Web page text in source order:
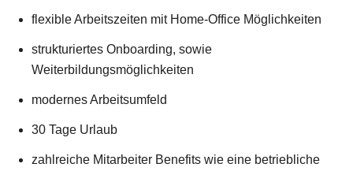
flexible Arbeitszeiten mit Home-Office Möglichkeiten
strukturiertes Onboarding, sowie
Weiterbildungsmöglichkeiten
modernes Arbeitsumfeld
30 Tage Urlaub
zahlreiche Mitarbeiter Benefits wie eine betriebliche